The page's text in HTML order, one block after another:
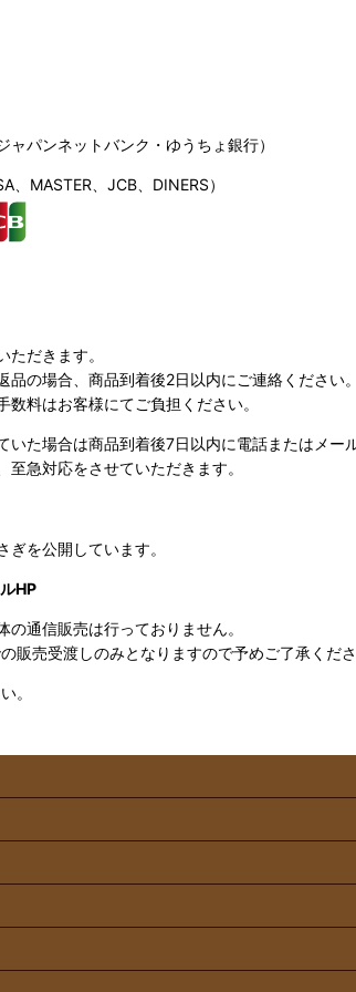
パンネットバンク・ゆうちょ銀行）
MASTER、JCB、DINERS）
だきます。
品の場合、商品到着後2日以内にご連絡ください。
数料はお客様にてご負担ください。
いた場合は商品到着後7日以内に電話またはメー
至急対応をさせていただきます。
ぎを公開しています。
HP
通信販売は行っておりません。
販売受渡しのみとなりますので予めご了承くださ
。